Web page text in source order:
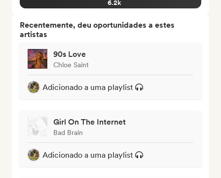
6.2k
Recentemente, deu oportunidades a estes
artistas
90s Love
Chloe Saint
Adicionado a uma playlist
Girl On The Internet
Bad Brain
Adicionado a uma playlist